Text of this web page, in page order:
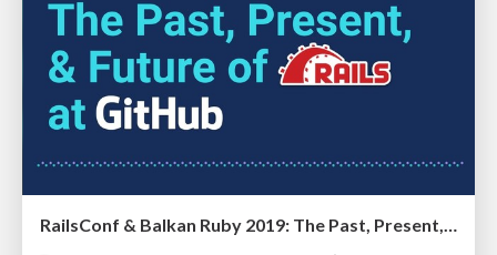
RailsConf & Balkan Ruby 2019: The Past, Present, and Future of Rails at GitHub